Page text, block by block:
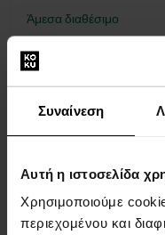
Συναίνεση
Αυτή η ιστοσελίδα
Χρησιμοποιούμε
περιεχομένου και
Άμεσα διαθέσιμο
189,00 €